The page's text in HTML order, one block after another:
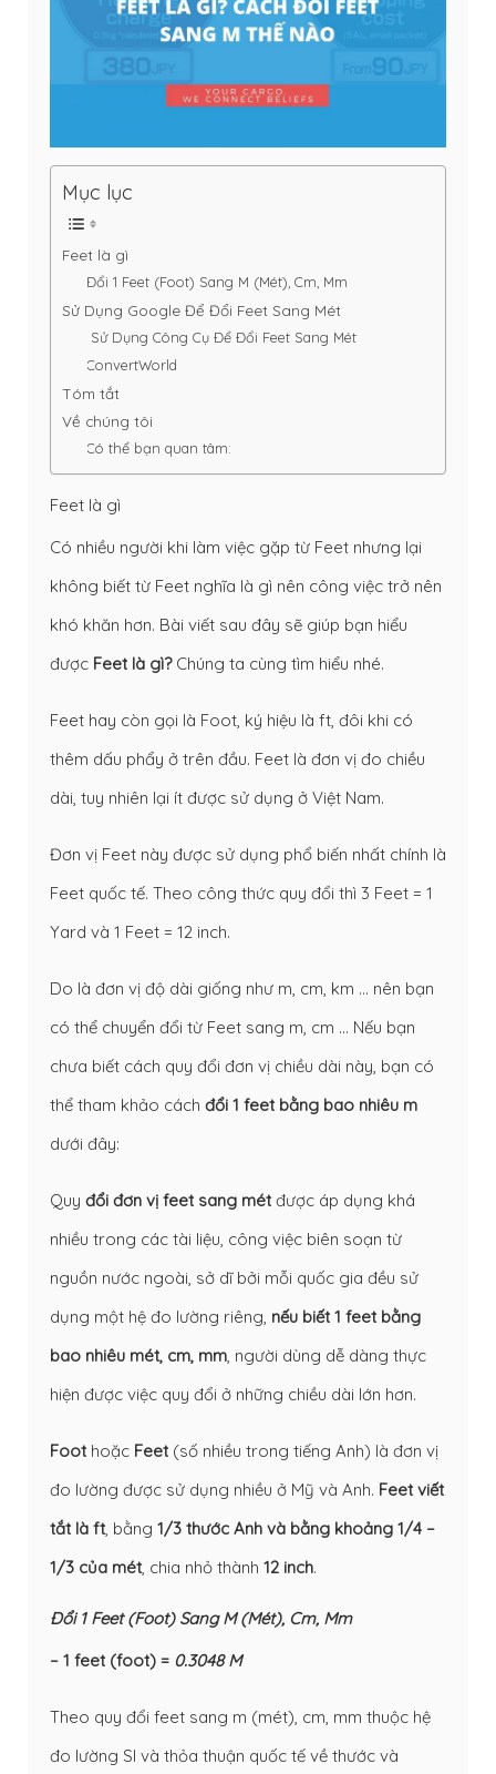
Mục lục
Feet là gì
Đổi 1 Feet (Foot) Sang M (Mét), Cm, Mm
Sử Dụng Google Để Đổi Feet Sang Mét
Sử Dụng Công Cụ Để Đổi Feet Sang Mét
ConvertWorld
Tóm tắt
Về chúng tôi
Có thể bạn quan tâm:
Feet là gì
Có nhiều người khi làm việc gặp từ Feet nhưng lại
không biết từ Feet nghĩa là gì nên công việc trở nên
khó khăn hơn. Bài viết sau đây sẽ giúp bạn hiểu
được Feet là gì?Chúng ta cùng tìm hiểu nhé.
Feet hay còn gọi là Foot, ký hiệu là ft, đôi khi có
thêm dấu phẩy ở trên đầu. Feet là đơn vị đo chiều
dài, tuy nhiên lại ít được sử dụng ở Việt Nam.
Đơn vị Feet này được sử dụng phổ biến nhất chính là
Feet quốc tế. Theo công thức quy đổi thì 3 Feet = 1
Yard và 1 Feet = 12 inch.
Do là đơn vị độ dài giống như m, cm, km … nên bạn
có thể chuyển đổi từ Feet sang m, cm … Nếu bạn
chưa biết cách quy đổi đơn vị chiều dài này, bạn có
thể tham khảo cách đổi 1 feet bằng bao nhiêu m
dưới đây:
Quy đổi đơn vị feet sang mét được áp dụng khá
nhiều trong các tài liệu, công việc biên soạn từ
nguồn nước ngoài, sở dĩ bởi mỗi quốc gia đều sử
dụng một hệ đo lường riêng, nếu biết 1 feet bằng
bao nhiêu mét, cm, mm, người dùng dễ dàng thực
hiện được việc quy đổi ở những chiều dài lớn hơn.
Foot hoặc Feet (số nhiều trong tiếng Anh) là đơn vị
đo lường được sử dụng nhiều ở Mỹ và Anh. Feet viết
tắt là ft, bằng 1/3 thước Anh và bằng khoảng 1/4 –
1/3 của mét, chia nhỏ thành 12 inch.
Đổi 1 Feet (Foot) Sang M (Mét), Cm, Mm
– 1 feet (foot) = 0.3048 M
Theo quy đổi feet sang m (mét), cm, mm thuộc hệ
đo lường SI và thỏa thuận quốc tế về thước và